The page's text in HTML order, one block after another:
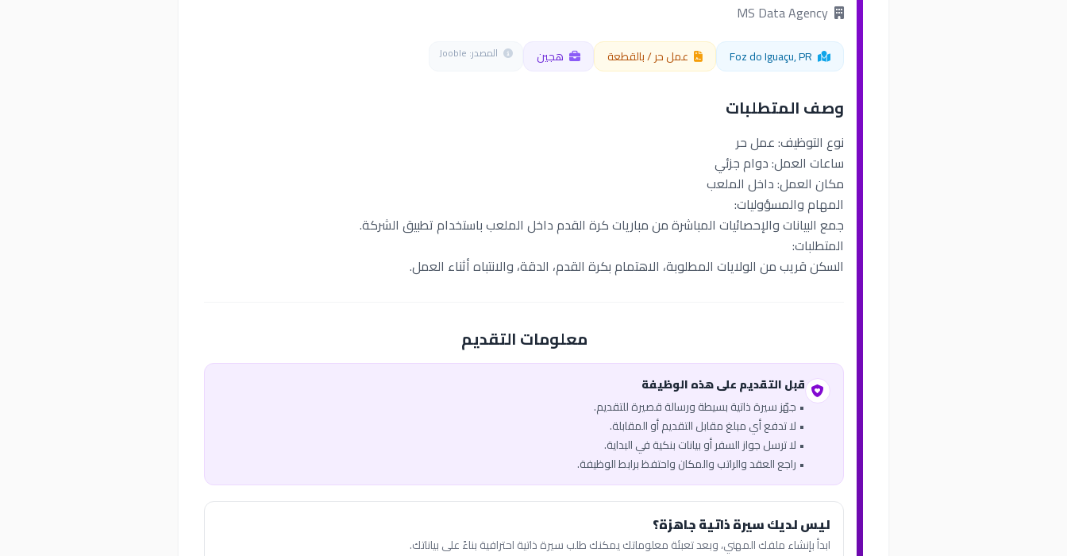
عمل حر / بالقطعة هجين المصدر: Jooble
وصف المتطلبات
نوع التوظيف: عمل حر
ساعات العمل: دوام جزئي
مكان العمل: داخل الملعب
المهام والمسؤوليات:
جمع البيانات والإحصائيات المباشرة من مباريات كرة القدم داخل الملعب باستخدام تطبيق الشركة.
المتطلبات:
السكن قريب من الولايات المطلوبة، الاهتمام بكرة القدم، الدقة، والانتباه أثناء العمل.
معلومات التقديم
قبل التقديم على هذه الوظيفة
• جهّز سيرة ذاتية بسيطة ورسالة قصيرة للتقديم.
• لا تدفع أي مبلغ مقابل التقديم أو المقابلة.
• لا ترسل جواز السفر أو بيانات بنكية في البداية.
• راجع العقد والراتب والمكان واحتفظ برابط الوظيفة.
ليس لديك سيرة ذاتية جاهزة؟
ابدأ بإنشاء ملفك المهني، وبعد تعبئة معلوماتك يمكنك طلب سيرة ذاتية احترافية بناءً على بياناتك.